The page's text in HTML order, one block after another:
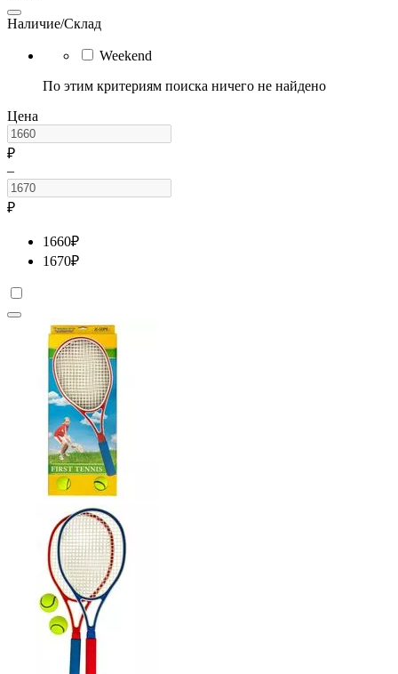
Наличие/Склад
Weekend
По этим критериям поиска ничего не найдено
Цена
₽
–
₽
1660₽
1670₽